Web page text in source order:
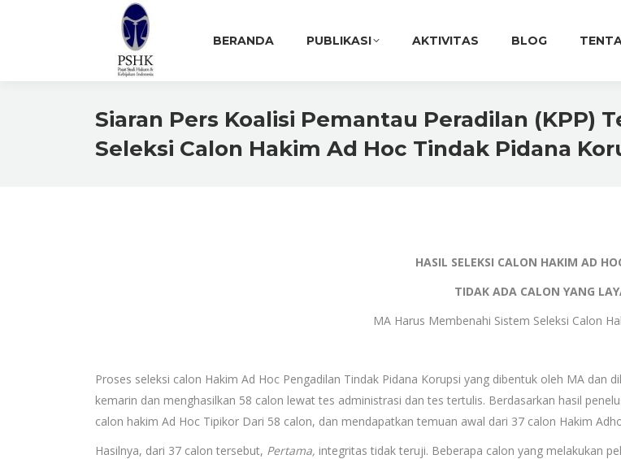
BERANDA PUBLIKASI AKTIVITAS BLOG
Siaran Pers Koalisi Pemantau Peradilan (KPP)
Seleksi Calon Hakim Ad Hoc Tindak Pidana
HASIL SELEKSI CALON HAKIM AD
TIDAK ADA CALON YANG
MA Harus Membenahi Sistem Seleksi Calon
Proses seleksi calon Hakim Ad Hoc Pengadilan Tindak Pidana Korupsi yang dibentuk oleh MA
kemarin dan menghasilkan 58 calon lewat tes administrasi dan tes tertulis. Berdasarkan hasil
calon hakim Ad Hoc Tipikor Dari 58 calon, dan mendapatkan temuan awal dari 37 calon Hakim
Hasilnya, dari 37 calon tersebut, Pertama, integritas tidak teruji. Beberapa calon yang melakukan